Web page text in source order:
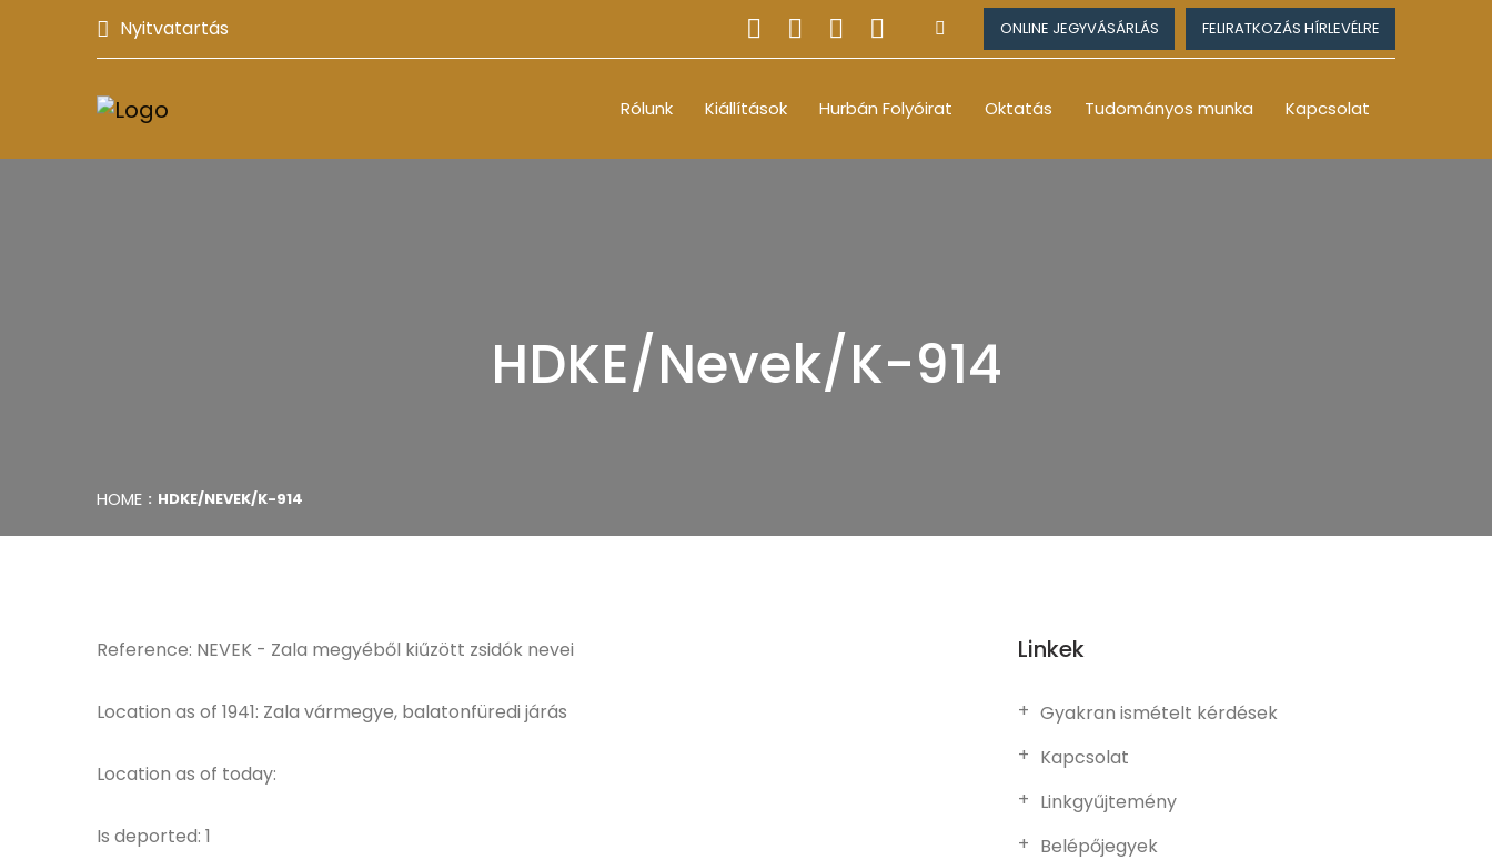
Nyitvatartás ONLINE JEGYVÁSÁRLÁS FELIRATKOZÁS HÍRLEVÉLRE
Rólunk Kiállítások Hurbán Folyóirat Oktatás Tudományos munka Kapcsolat
HDKE/Nevek/K-914
HOME HDKE/NEVEK/K-914
Reference: NEVEK - Zala megyéből kiűzött zsidók nevei
Location as of 1941: Zala vármegye, balatonfüredi járás
Location as of today:
Is deported: 1
Linkek
Gyakran ismételt kérdések
Kapcsolat
Linkgyűjtemény
Belépőjegyek